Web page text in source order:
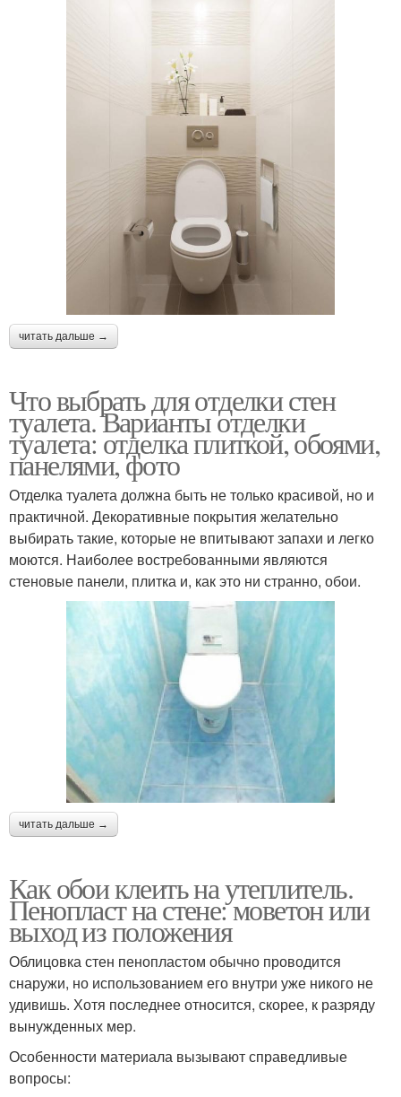
читать дальше →
Что выбрать для отделки стен
туалета. Варианты отделки
туалета: отделка плиткой, обоями,
панелями, фото
Отделка туалета должна быть не только красивой, но и
практичной. Декоративные покрытия желательно
выбирать такие, которые не впитывают запахи и легко
моются. Наиболее востребованными являются
стеновые панели, плитка и, как это ни странно, обои.
читать дальше →
Как обои клеить на утеплитель.
Пенопласт на стене: моветон или
выход из положения
Облицовка стен пенопластом обычно проводится
снаружи, но использованием его внутри уже никого не
удивишь. Хотя последнее относится, скорее, к разряду
вынужденных мер.
Особенности материала вызывают справедливые
вопросы: